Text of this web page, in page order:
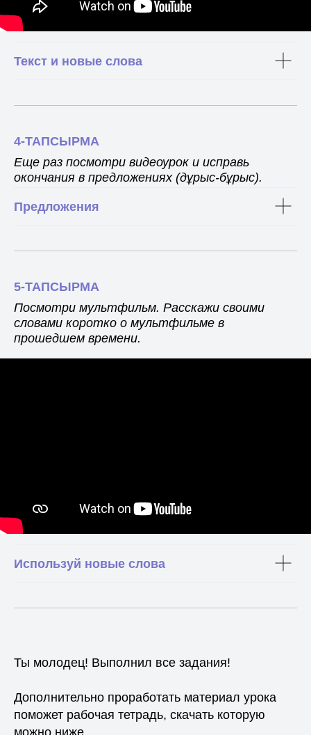
Текст и новые слова
4-ТАПСЫРМА
Еще раз посмотри видеоурок и исправь
окончания в предложениях (дұрыс-бұрыс).
Предложения
5-ТАПСЫРМА
Посмотри мультфильм. Расскажи своими
словами коротко о мультфильме в
прошедшем времени.
Используй новые слова
Ты молодец! Выполнил все задания!
Дополнительно проработать материал урока
поможет рабочая тетрадь, скачать которую
можно ниже.